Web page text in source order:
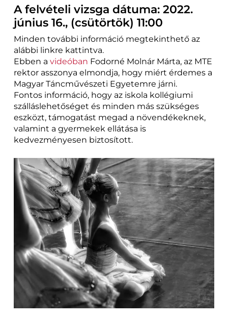
A felvételi vizsga dátuma: 2022.
június 16., (csütörtök) 11:00
Minden további információ megtekinthető az
alábbi linkre kattintva.
Ebben a videóban Fodorné Molnár Márta, az MTE
rektor asszonya elmondja, hogy miért érdemes a
Magyar Táncművészeti Egyetemre járni.
Fontos információ, hogy az iskola kollégiumi
szálláslehetőséget és minden más szükséges
eszközt, támogatást megad a növendékeknek,
valamint a gyermekek ellátása is
kedvezményesen biztosított.